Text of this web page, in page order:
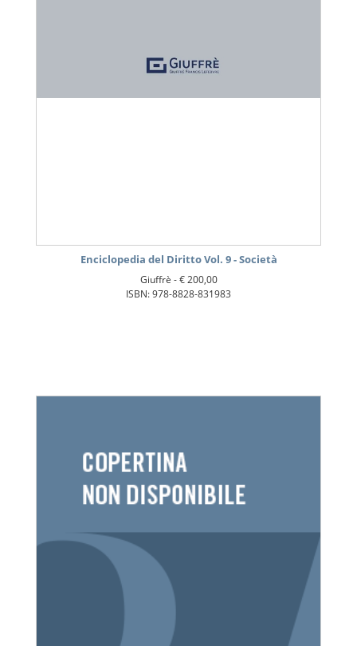
Enciclopedia del Diritto Vol. 9 - Società
Giuffrè -€ 200,00
ISBN: 978-8828-831983